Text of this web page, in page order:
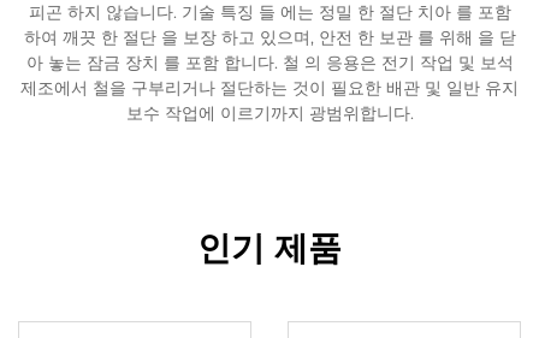
피곤 하지 않습니다. 기술 특징 들 에는 정밀 한 절단 치아 를 포함
하여 깨끗 한 절단 을 보장 하고 있으며, 안전 한 보관 를 위해 을 닫
아 놓는 잠금 장치 를 포함 합니다. 철 의 응용은 전기 작업 및 보석
제조에서 철을 구부리거나 절단하는 것이 필요한 배관 및 일반 유지
보수 작업에 이르기까지 광범위합니다.
인기 제품